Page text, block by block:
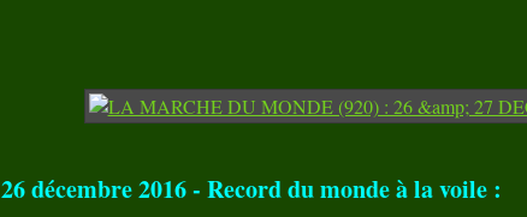
26 décembre 2016 - Record du monde à la voile :